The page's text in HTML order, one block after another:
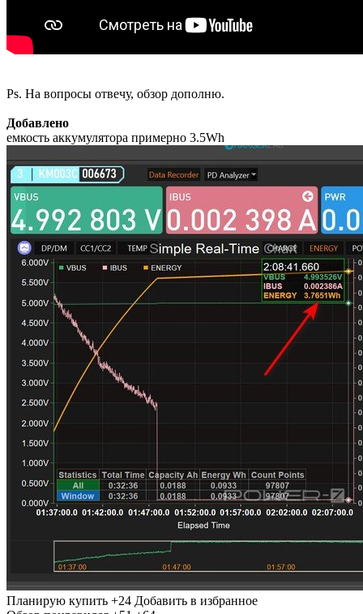
Ps. На вопросы отвечу, обзор дополню.
Добавлено
емкость аккумулятора примерно 3.5Wh
Планирую купить +24 Добавить в избранное